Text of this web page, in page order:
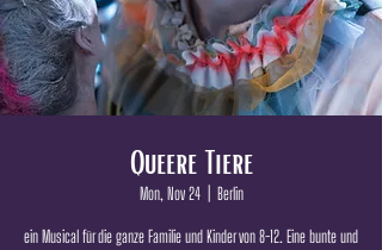
Queere Tiere
Mon, Nov 24
  |
Berlin
ein Musical für die ganze Familie und Kinder von 8-12. Eine bunte und